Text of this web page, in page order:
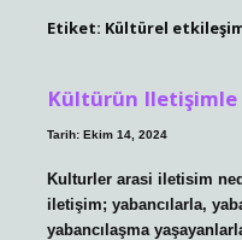
Etiket: Kültürel
Kültürün
Tarih: Ekim 14, 2024
Kulturler arasi iletisim
iletişim; yabancılarla,
yabancılaşma